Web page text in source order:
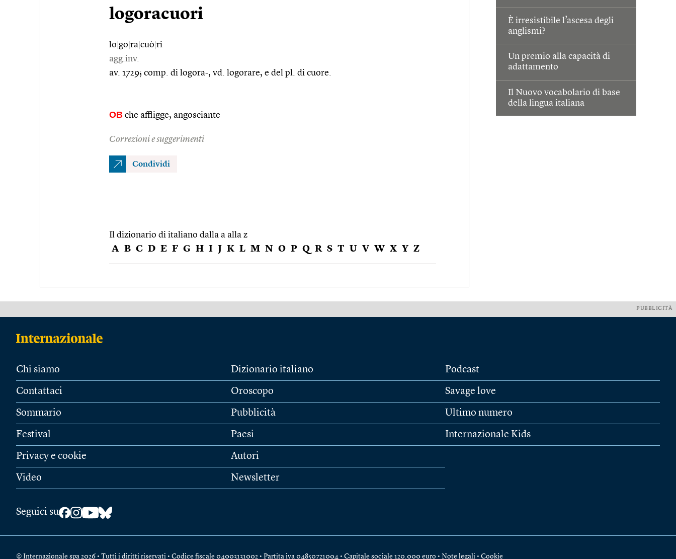
È irresistibile l’ascesa degli
anglismi?
Un premio alla capacità di
adattamento
Il Nuovo vocabolario di base
della lingua italiana
logoracuori
lo go ra cuò ri
agg.inv.
av. 1729; comp. di logora-, vd. logorare, e del pl. di cuore.
OB che affligge, angosciante
Correzioni e suggerimenti
Condividi
Il dizionario di italiano dalla a alla z
A B C D E F G H I J K L M N O P Q R S T U V W X Y Z
PUBBLICITÀ
Chi siamo
Contattaci
Sommario
Festival
Privacy e cookie
Video
Dizionario italiano
Oroscopo
Pubblicità
Paesi
Autori
Newsletter
Podcast
Savage love
Ultimo numero
Internazionale Kids
Seguici su
© Internazionale spa 2026 • Tutti i diritti riservati • Codice fiscale 04003131002 • Partita iva 04850721004 • Capitale sociale 120.000 euro • Note legali • Cookie